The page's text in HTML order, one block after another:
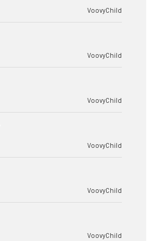
VoovyChild
VoovyChild
VoovyChild
VoovyChild
VoovyChild
VoovyChild